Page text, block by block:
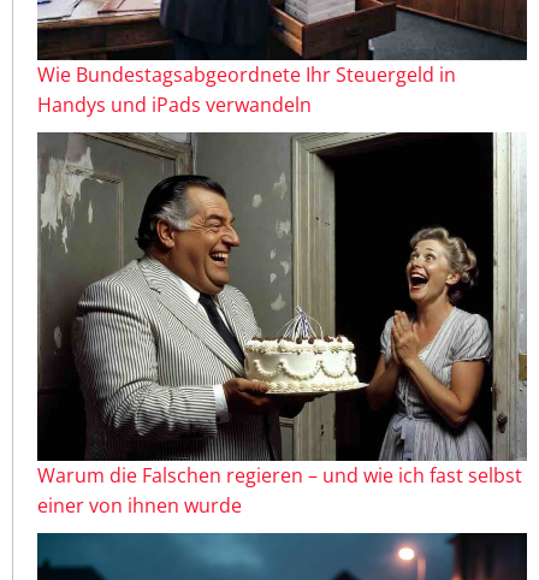
Wie Bundestagsabgeordnete Ihr Steuergeld in
Handys und iPads verwandeln
Warum die Falschen regieren – und wie ich fast selbst
einer von ihnen wurde